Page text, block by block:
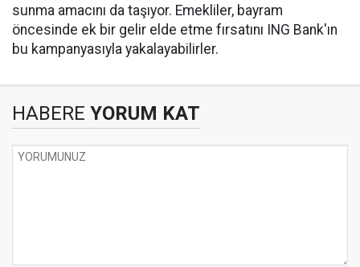
sunma amacını da taşıyor. Emekliler, bayram
öncesinde ek bir gelir elde etme fırsatını ING Bank'ın
bu kampanyasıyla yakalayabilirler.
HABERE YORUM KAT